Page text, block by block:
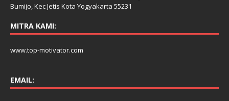
Bumijo, Kec Jetis Kota Yogyakarta 55231
MITRA KAMI:
www.top-motivator.com
EMAIL: